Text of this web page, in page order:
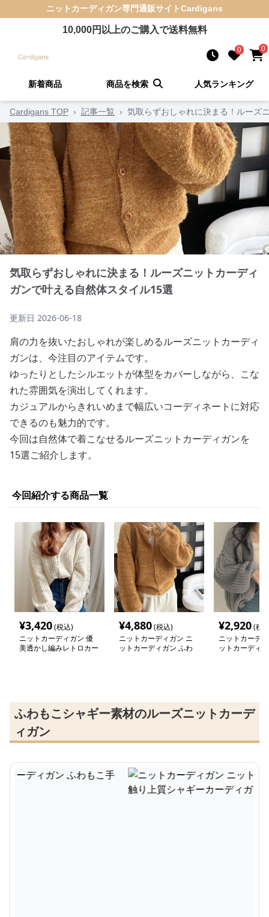
ニットカーディガン専門通販サイトCardigans
10,000円以上のご購入で送料無料
0 0
新着商品 商品を検索 人気ランキング
Cardigans TOP › 記事一覧 › 気取らずおしゃれに決まる！ルーズ
気取らずおしゃれに決まる！ルーズニットカーディ
ガンで叶える自然体スタイル15選
更新日 2026-06-18
肩の力を抜いたおしゃれが楽しめるルーズニットカーディ
ガンは、今注目のアイテムです。
ゆったりとしたシルエットが体型をカバーしながら、こな
れた雰囲気を演出してくれます。
カジュアルからきれいめまで幅広いコーディネートに対応
できるのも魅力的です。
今回は自然体で着こなせるルーズニットカーディガンを
15選ご紹介します。
今回紹介する商品一覧
¥3,420(税込)
ニットカーディガン 優
美透かし編みレトロカー
¥4,880(税込)
ニットカーディガン ニ
ットカーディガン ふわ
¥2,920(税
ニットカーデ
ットカーディ
ふわもこシャギー素材のルーズニットカーデ
ィガン